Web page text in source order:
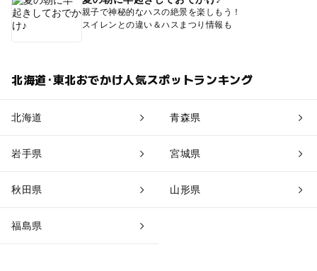
親子で神秘的なハスの絶景を楽しもう！
スイレンとの違い＆ハスまつり情報も
北海道･東北おでかけ人気スポットランキング
北海道 青森県
岩手県 宮城県
秋田県 山形県
福島県